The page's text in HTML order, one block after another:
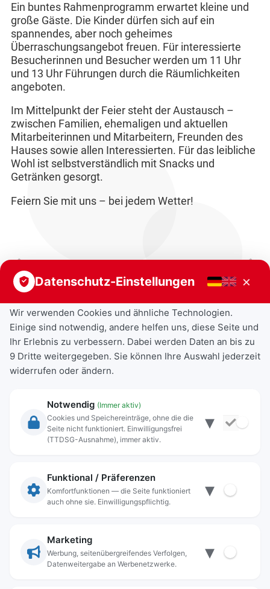
Ein buntes Rahmenprogramm erwartet kleine und
große Gäste. Die Kinder dürfen sich auf ein
spannendes, aber noch geheimes
Überraschungsangebot freuen. Für interessierte
Besucherinnen und Besucher werden um 11 Uhr
und 13 Uhr Führungen durch die Räumlichkeiten
angeboten.
Im Mittelpunkt der Feier steht der Austausch –
zwischen Familien, ehemaligen und aktuellen
Mitarbeiterinnen und Mitarbeitern, Freunden des
Hauses sowie allen Interessierten. Für das leibliche
Wohl ist selbstverständlich mit Snacks und
Getränken gesorgt.
Feiern Sie mit uns – bei jedem Wetter!
Rechtliche Angaben
Datenschutz
Anschrift
83395 Freilassing
Kontakt
Datenschutz-Einstellungen ×
Wir verwenden Cookies und ähnliche Technologien.
Einige sind notwendig, andere helfen uns, diese Seite und
Ihr Erlebnis zu verbessern. Dabei werden Daten an bis zu
9 Dritte weitergegeben. Sie können Ihre Auswahl jederzeit
widerrufen oder ändern.
Notwendig (Immer aktiv)
Cookies und Speichereinträge, ohne die die
Seite nicht funktioniert. Einwilligungsfrei
(TTDSG-Ausnahme), immer aktiv.
▾
Funktional / Präferenzen
Komfortfunktionen — die Seite funktioniert
auch ohne sie. Einwilligungspflichtig.
▾
Marketing
Werbung, seitenübergreifendes Verfolgen,
Datenweitergabe an Werbenetzwerke.
▾